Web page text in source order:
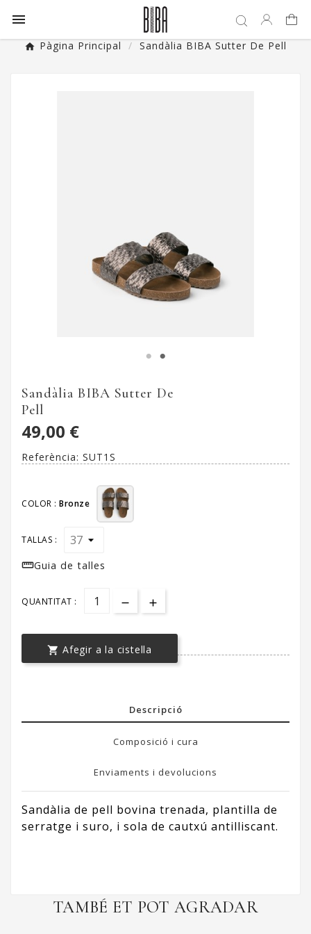

Pàgina Principal Sandàlia BIBA Sutter De Pell
Sandàlia BIBA Sutter De
Pell
49,00 €
Referència: SUT1S
COLOR : Bronze
TALLAS :
Guia de talles
QUANTITAT :
 Afegir a la cistella
Descripció
Composició i cura
Enviaments i devolucions
Sandàlia de pell bovina trenada, plantilla de
serratge i suro, i sola de cautxú antilliscant.
TAMBÉ ET POT AGRADAR